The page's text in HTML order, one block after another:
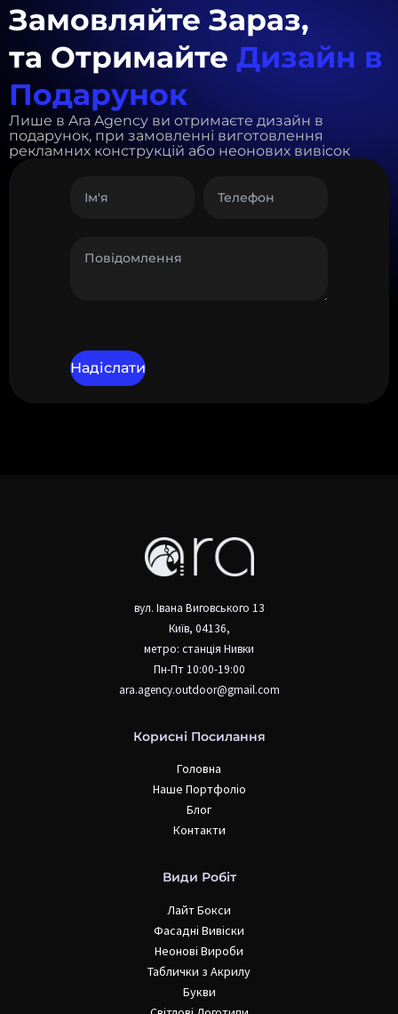
Замовляйте Зараз,
та Отримайте Дизайн в
Подарунок
Лише в Ara Agency ви отримаєте дизайн в
подарунок, при замовленні виготовлення
рекламних конструкцій або неонових вивісок
вул. Івана Виговського 13
Київ, 04136,
метро: станція Нивки
Пн-Пт 10:00-19:00
ara.agency.outdoor@gmail.com
Корисні Посилання
Головна
Наше Портфоліо
Блог
Контакти
Види Робіт
Лайт Бокси
Фасадні Вивіски
Неонові Вироби
Таблички з Акрилу
Букви